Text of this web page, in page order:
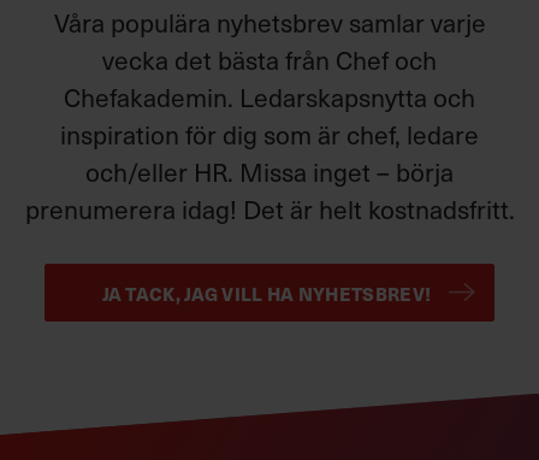
Våra populära nyhetsbrev samlar varje
vecka det bästa från Chef och
Chefakademin. Ledarskapsnytta och
inspiration för dig som är chef, ledare
och/eller HR. Missa inget – börja
prenumerera idag! Det är helt kostnadsfritt.
JA TACK, JAG VILL HA NYHETSBREV!